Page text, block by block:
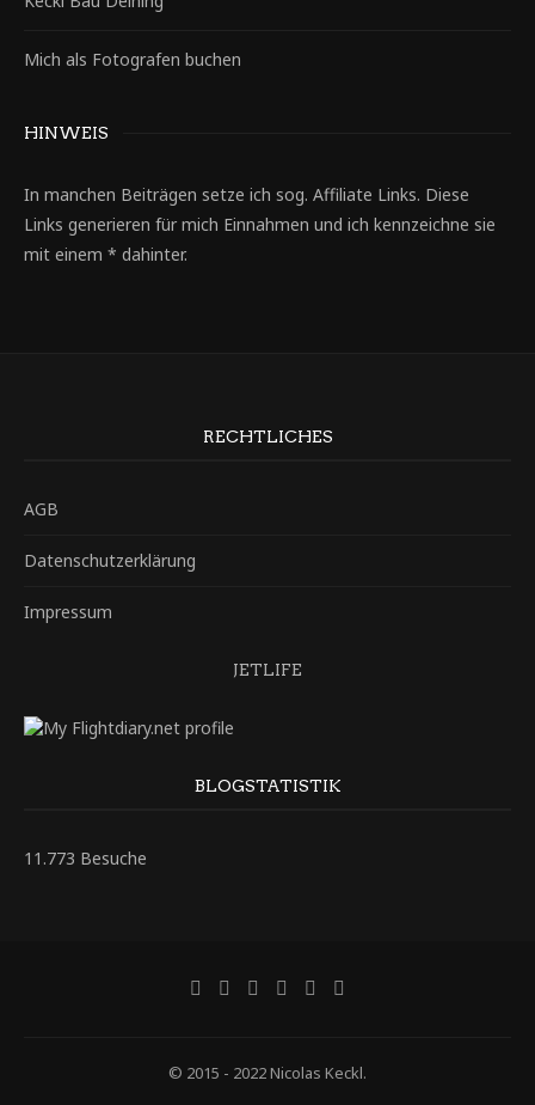
Mich als Fotografen buchen
HINWEIS
In manchen Beiträgen setze ich sog. Affiliate Links. Diese
Links generieren für mich Einnahmen und ich kennzeichne sie
mit einem * dahinter.
RECHTLICHES
AGB
Datenschutzerklärung
Impressum
JETLIFE
BLOGSTATISTIK
11.773 Besuche
© 2015 - 2022 Nicolas Keckl.